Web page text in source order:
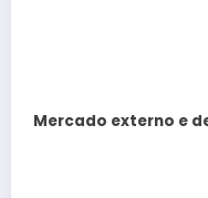
Mercado externo e